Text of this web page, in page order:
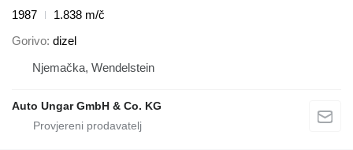
1987
1.838 m/č
Gorivo dizel
Njemačka, Wendelstein
Auto Ungar GmbH & Co. KG